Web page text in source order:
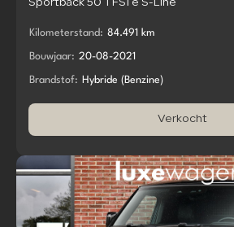
Sportback 50 TFSI e S-Line
Kilometerstand: 84.491 km
Bouwjaar: 20-08-2021
Brandstof: Hybride (Benzine)
Verkocht